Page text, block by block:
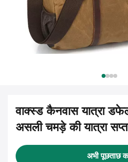
वाक्स्ड कैनवास यात्रा
असली चमड़े की यात्रा
अभी पूछताछ